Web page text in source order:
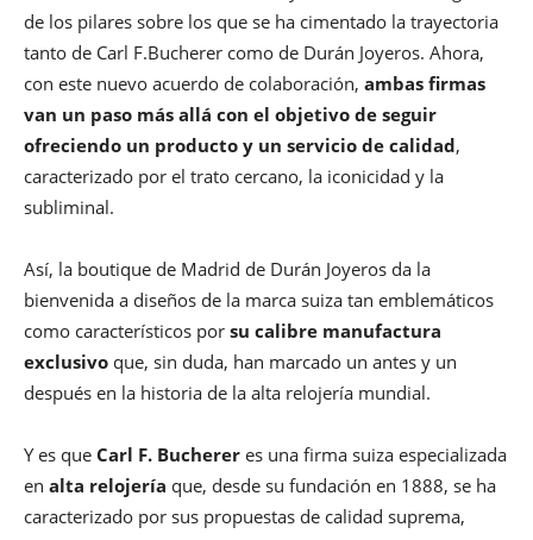
de los pilares sobre los que se ha cimentado la trayectoria
tanto de Carl F.Bucherer como de Durán Joyeros. Ahora,
con este nuevo acuerdo de colaboración, ambas firmas
van un paso más allá con el objetivo de seguir
ofreciendo un producto y un servicio de calidad,
caracterizado por el trato cercano, la iconicidad y la
subliminal.
Así, la boutique de Madrid de Durán Joyeros da la
bienvenida a diseños de la marca suiza tan emblemáticos
como característicos por su calibre manufactura
exclusivo que, sin duda, han marcado un antes y un
después en la historia de la alta relojería mundial.
Y es que Carl F. Bucherer es una firma suiza especializada
en alta relojería que, desde su fundación en 1888, se ha
caracterizado por sus propuestas de calidad suprema,